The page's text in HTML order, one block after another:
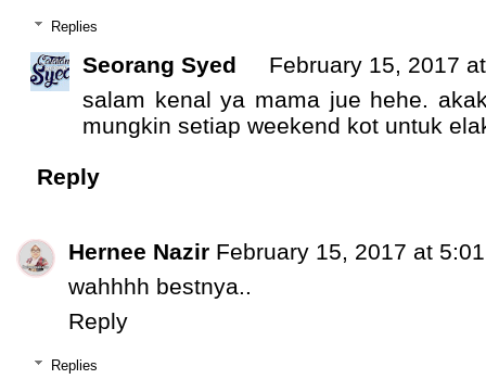
Replies
Seorang Syed
February 15, 2017
salam kenal ya mama jue hehe.
mungkin setiap weekend kot untuk
Reply
Hernee Nazir February 15, 2017 at
wahhhh bestnya..
Reply
Replies